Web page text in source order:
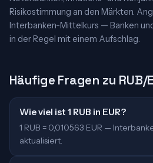
Risikostimmung an den Märkten.
Interbanken-Mittelkurs — Banken
in der Regel mit einem Aufschlag.
Häufige Fragen zu RUB/
Wie viel ist 1 RUB in EUR?
1 RUB = 0,010563 EUR —
aktualisiert.